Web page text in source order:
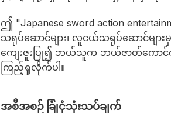
ဤ "Japanese sword action
သရုပ်ဆောင်များ၊ လူငယ်သရုပ်ဆောင်မျာ
ကျေးဇူးပြု၍ ဘယ်သူက ဘယ်ဇာတ်ကောင်
ကြည့်ရှုလိုက်ပါ။
အစီအစဉ် ခြုံငုံသုံးသပ်ချက်